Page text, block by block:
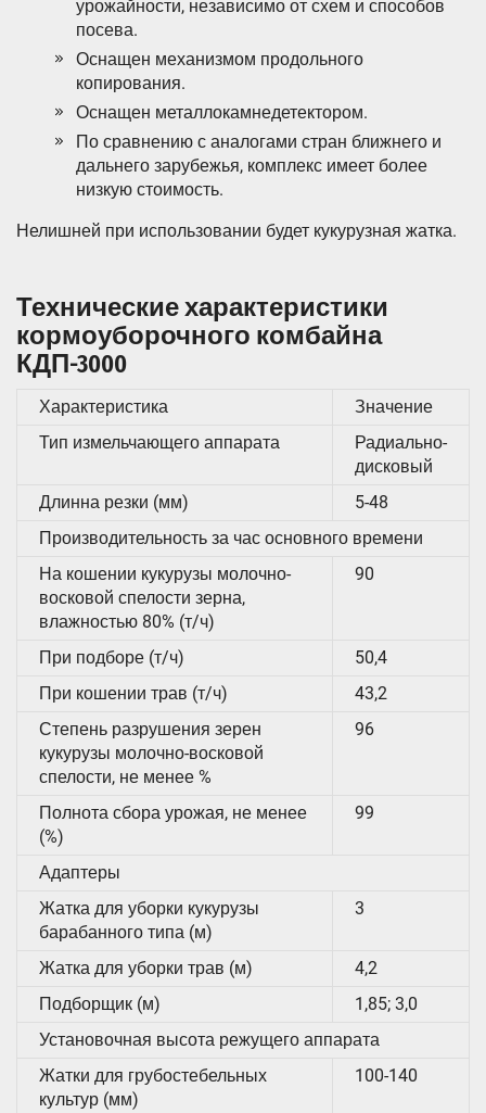
урожайности, независимо от схем и способов
посева.
Оснащен механизмом продольного
копирования.
Оснащен металлокамнедетектором.
По сравнению с аналогами стран ближнего и
дальнего зарубежья, комплекс имеет более
низкую стоимость.
Нелишней при использовании будет кукурузная жатка.
Технические характеристики
кормоуборочного комбайна
КДП-3000
Характеристика
Значение
Тип измельчающего аппарата
Радиально-
дисковый
Длинна резки (мм)
5-48
Производительность за час основного времени
На кошении кукурузы молочно-
восковой спелости зерна,
влажностью 80% (т/ч)
90
При подборе (т/ч)
50,4
При кошении трав (т/ч)
43,2
Степень разрушения зерен
кукурузы молочно-восковой
спелости, не менее %
96
Полнота сбора урожая, не менее
(%)
99
Адаптеры
Жатка для уборки кукурузы
барабанного типа (м)
3
Жатка для уборки трав (м)
4,2
Подборщик (м)
1,85; 3,0
Установочная высота режущего аппарата
Жатки для грубостебельных
культур (мм)
100-140